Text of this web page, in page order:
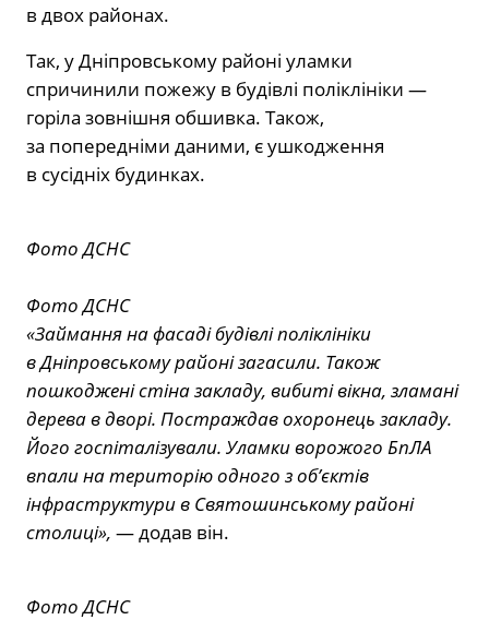
в двох районах.
Так, у Дніпровському районі уламки
спричинили пожежу в будівлі поліклініки —
горіла зовнішня обшивка. Також,
за попередніми даними, є ушкодження
в сусідніх будинках.
Фото ДСНС
Фото ДСНС
«Займання на фасаді будівлі поліклініки
в Дніпровському районі загасили. Також
пошкоджені стіна закладу, вибиті вікна, зламані
дерева в дворі. Постраждав охоронець закладу.
Його госпіталізували. Уламки ворожого БпЛА
впали на територію одного з обʼєктів
інфраструктури в Святошинському районі
столиці», — додав він.
Фото ДСНС